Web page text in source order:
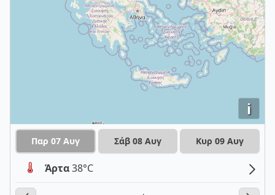
i
Παρ 07 Αυγ Σάβ 08 Αυγ Κυρ 09 Αυγ
Άρτα38°C